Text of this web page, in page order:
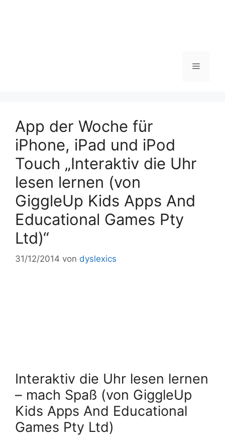
Menü
App der Woche für
iPhone, iPad und iPod
Touch „Interaktiv die Uhr
lesen lernen (von
GiggleUp Kids Apps And
Educational Games Pty
Ltd)“
31/12/2014 von dyslexics
Interaktiv die Uhr lesen lernen
– mach Spaß (von GiggleUp
Kids Apps And Educational
Games Pty Ltd)